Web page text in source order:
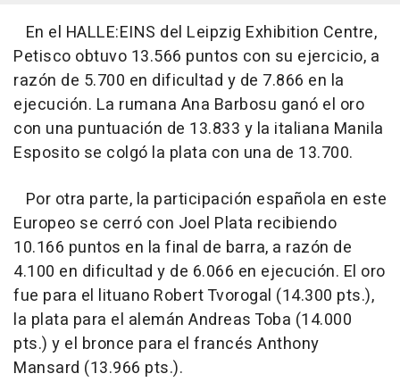
En el HALLE:EINS del Leipzig Exhibition Centre,
Petisco obtuvo 13.566 puntos con su ejercicio, a
razón de 5.700 en dificultad y de 7.866 en la
ejecución. La rumana Ana Barbosu ganó el oro
con una puntuación de 13.833 y la italiana Manila
Esposito se colgó la plata con una de 13.700.
Por otra parte, la participación española en este
Europeo se cerró con Joel Plata recibiendo
10.166 puntos en la final de barra, a razón de
4.100 en dificultad y de 6.066 en ejecución. El oro
fue para el lituano Robert Tvorogal (14.300 pts.),
la plata para el alemán Andreas Toba (14.000
pts.) y el bronce para el francés Anthony
Mansard (13.966 pts.).